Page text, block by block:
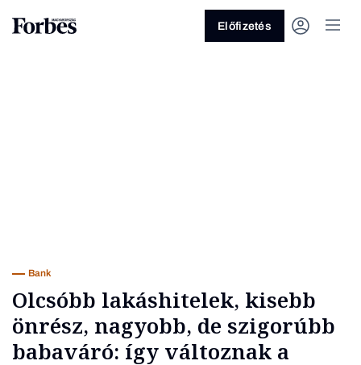
Előfizetés
Bank
Olcsóbb lakáshitelek, kisebb
önrész, nagyobb, de szigorúbb
babaváró: így változnak a